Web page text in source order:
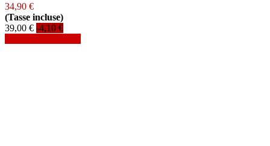
34,90 €
(Tasse incluse)
39,00 € -4,10 €